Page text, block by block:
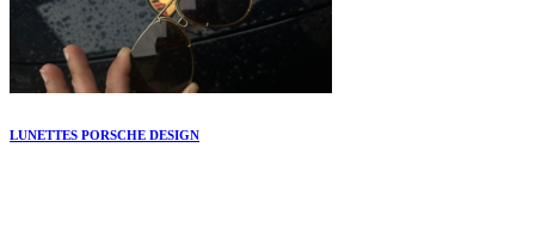
LUNETTES PORSCHE DESIGN